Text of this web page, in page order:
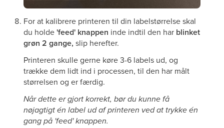
For at kalibrere printeren til din labelstørrelse skal
du holde'feed' knappen inde indtil den har blinket
grøn 2 gange, slip herefter.
Printeren skulle gerne køre 3-6 labels ud, og
trække dem lidt ind i processen, til den har målt
størrelsen og er færdig.
Når dette er gjort korrekt, bør du kunne få
nøjagtigt én label ud af printeren ved at trykke én
gang på 'feed' knappen.